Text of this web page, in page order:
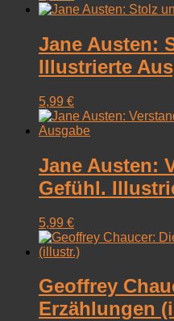
Jane Austen:
Illustrierte
5,99 €
Jane Austen:
Gefühl.
5,99 €
Geoffrey
Erzählungen